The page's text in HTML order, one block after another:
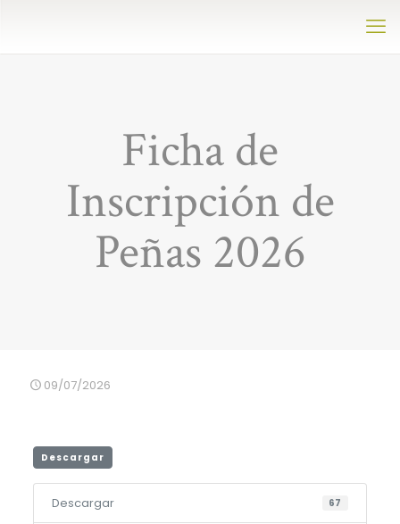
Ficha de
Inscripción de
Peñas 2026
09/07/2026
Descargar
Descargar 67